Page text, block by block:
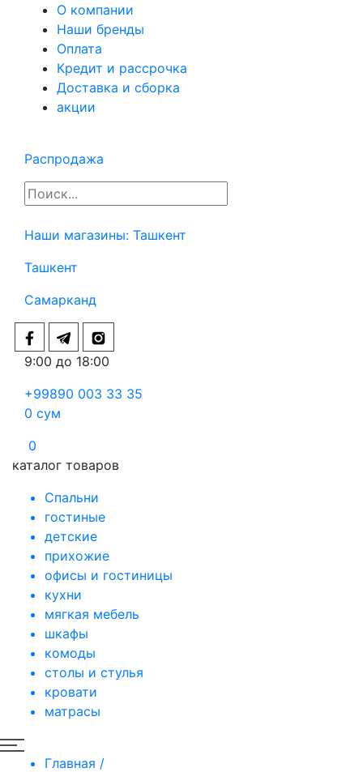
О компании
Наши бренды
Оплата
Кредит и рассрочка
Доставка и сборка
акции
Распродажа
Наши магазины: Ташкент
Ташкент
Самарканд
9:00 до 18:00
+99890 003 33 35
0 сум
0
каталог товаров
Спальни
гостиные
детские
прихожие
офисы и гостиницы
кухни
мягкая мебель
шкафы
комоды
столы и стулья
кровати
матрасы
Главная /